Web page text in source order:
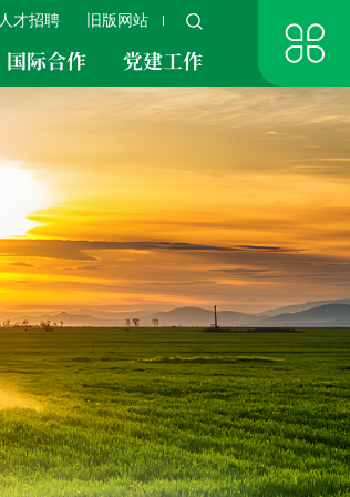
人才招聘 旧版网站
国际合作 党建工作